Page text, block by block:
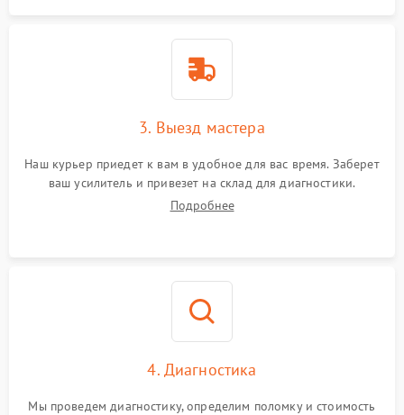
3. Выезд мастера
Наш курьер приедет к вам в удобное для вас время. Заберет
ваш усилитель и привезет на склад для диагностики.
Подробнее
4. Диагностика
Мы проведем диагностику, определим поломку и стоимость